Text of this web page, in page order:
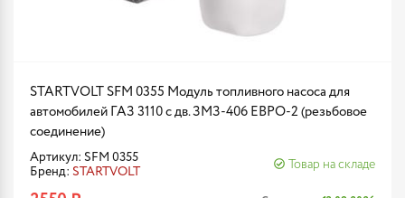
STARTVOLT SFM 0355 Модуль топливного насоса для
автомобилей ГАЗ 3110 с дв. ЗМЗ-406 ЕВРО-2 (резьбовое
соединение)
Артикул: SFM 0355
Бренд: STARTVOLT
Товар на складе